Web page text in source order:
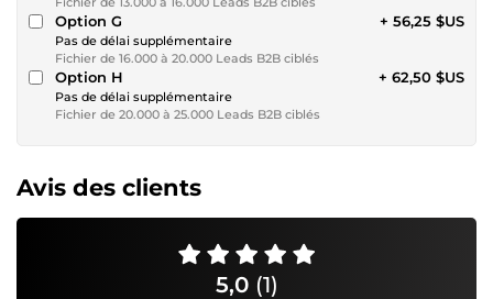
Option G
Pas de délai supplémentaire
Fichier de 16.000 à 20.000 Leads B2B ciblés
+ 56,25 $US
Option H
Pas de délai supplémentaire
Fichier de 20.000 à 25.000 Leads B2B ciblés
+ 62,50 $US
Avis des clients
5,0 (1)